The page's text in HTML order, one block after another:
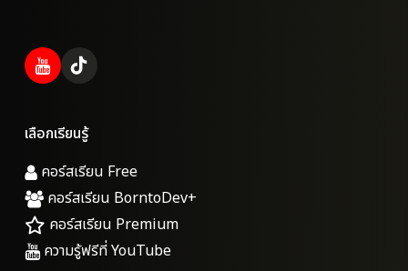
เลือกเรียนรู้
คอร์สเรียน Free
คอร์สเรียน BorntoDev+
คอร์สเรียน Premium
ความรู้ฟรีที่ YouTube